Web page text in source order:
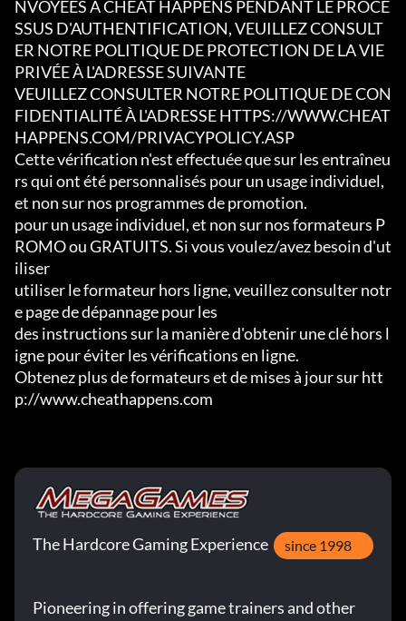
NVOYÉES À CHEAT HAPPENS PENDANT LE PROCE
SSUS D'AUTHENTIFICATION, VEUILLEZ CONSULT
ER NOTRE POLITIQUE DE PROTECTION DE LA VIE
PRIVÉE À L'ADRESSE SUIVANTE
VEUILLEZ CONSULTER NOTRE POLITIQUE DE CON
FIDENTIALITÉ À L'ADRESSE HTTPS://WWW.CHEAT
HAPPENS.COM/PRIVACYPOLICY.ASP
Cette vérification n'est effectuée que sur les entraîneu
rs qui ont été personnalisés pour un usage individuel,
et non sur nos programmes de promotion.
pour un usage individuel, et non sur nos formateurs P
ROMO ou GRATUITS. Si vous voulez/avez besoin d'ut
iliser
utiliser le formateur hors ligne, veuillez consulter notr
e page de dépannage pour les
des instructions sur la manière d'obtenir une clé hors l
igne pour éviter les vérifications en ligne.
Obtenez plus de formateurs et de mises à jour sur htt
p://www.cheathappens.com
The Hardcore Gaming Experience since 1998
Pioneering in offering game trainers and other